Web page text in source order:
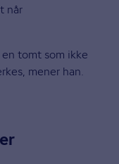
når
tomt som ikke
mener han.